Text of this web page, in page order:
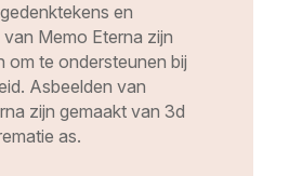
en
Memo Eterna zijn
om te ondersteunen bij
Asbeelden van
zijn gemaakt van 3d
as.